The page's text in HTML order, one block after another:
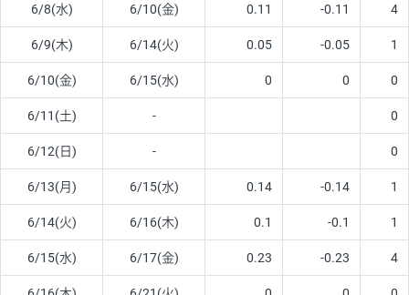
6/8(水) 6/10(金) 0.11 -0.11 4
6/9(木) 6/14(火) 0.05 -0.05 1
6/10(金) 6/15(水) 0 0 0
6/11(土) - 0
6/12(日) - 0
6/13(月) 6/15(水) 0.14 -0.14 1
6/14(火) 6/16(木) 0.1 -0.1 1
6/15(水) 6/17(金) 0.23 -0.23 4